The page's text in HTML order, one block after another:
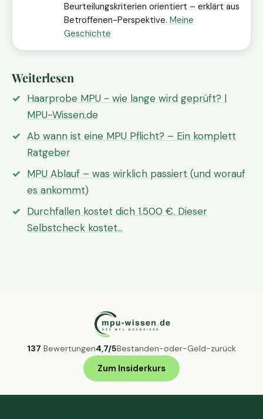
Beurteilungskriterien orientiert – erklärt aus
Betroffenen-Perspektive. Meine
Geschichte
Weiterlesen
Haarprobe MPU - wie lange wird geprüft? |
MPU-Wissen.de
Ab wann ist eine MPU Pflicht? – Ein komplett
Ratgeber
MPU Ablauf – was wirklich passiert (und worauf
es ankommt)
Durchfallen kostet dich 1.500 €. Dieser
Selbstcheck kostet…
137 Bewertungen4,7/5Bestanden-oder-Geld-zurück
Zum Insiderkurs